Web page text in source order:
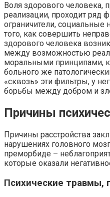
Воля здорового человека,
реализации, проходит ряд
ограничители,
того, как совершить
здорового человека
между возможностью
моральными принципами,
больного же
«сквозь» эти фильтры, у
борьбы между добром и
Причины
Причины расстройства
нарушениях головного
преморбиде –
которые оказали
Психические травмы,